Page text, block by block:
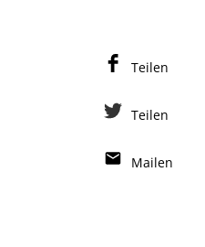
Teilen
Teilen
Mailen